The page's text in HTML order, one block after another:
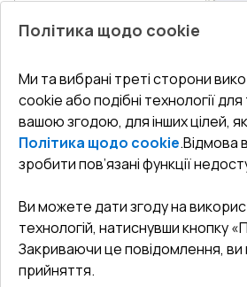
Попереднє
Балконні двері 1800x2100 мм
(RAL 9016) з двох сторін
Профільна система:
Склопакет :
Зламобезпека :
Політика щодо cookie
Ми та вибрані треті сторони
cookie або подібні технології для
вашою згодою, для інших цілей,
Політика щодо cookie.Відмова
зробити пов’язані функції
Ви можете дати згоду на
технологій, натиснувши кнопку
Закриваючи це повідомлення,
прийняття.